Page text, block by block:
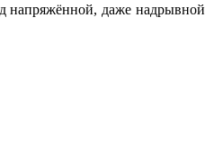
напряжённой, даже надрывной